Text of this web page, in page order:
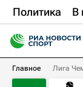
Политика В
Главное Лига